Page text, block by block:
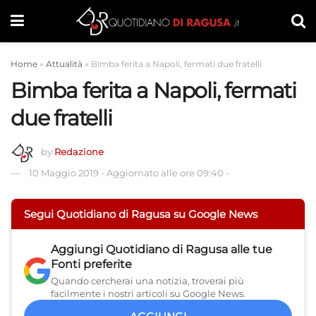
Home » Attualità » Bimba ferita a Napoli, fermati due fratelli
Bimba ferita a Napoli, fermati
due fratelli
by Redazione
10 Maggio 2019 - Aggiornato alle ore 09:40 -
Segui Quotidiano di Ragusa su Google News
Aggiungi Quotidiano di Ragusa alle tue
Fonti preferite
Quando cercherai una notizia, troverai più
facilmente i nostri articoli su Google News.